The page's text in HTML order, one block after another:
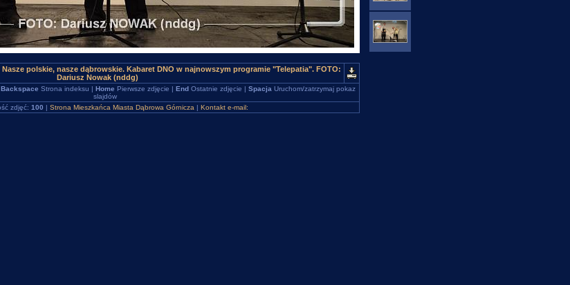
Nasze polskie, nasze dąbrowskie. Kabaret DNO w najnowszym programie "Telepatia". FOTO:
Dariusz Nowak (nddg)
Backspace Strona indeksu | Home Pierwsze zdjęcie | EndOstatnie zdjęcie | Spacja Uruchom/zatrzymaj pokaz
slajdów
zdjęć: 100 | Strona Mieszkańca Miasta Dąbrowa Górnicza | Kontakt e-mail: